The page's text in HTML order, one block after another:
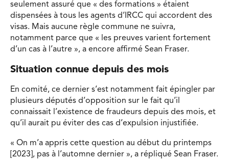
seulement assuré que « des formations » étaient
dispensées à tous les agents d’IRCC qui accordent des
visas. Mais aucune règle commune ne suivra,
notamment parce que « les preuves varient fortement
d’un cas à l’autre », a encore affirmé Sean Fraser.
Situation connue depuis des mois
En comité, ce dernier s’est notamment fait épingler par
plusieurs députés d’opposition sur le fait qu’il
connaissait l’existence de fraudeurs depuis des mois, et
qu’il aurait pu éviter des cas d’expulsion injustifiée.
« On m’a appris cette question au début du printemps
[2023], pas à l’automne dernier », a répliqué Sean Fraser.